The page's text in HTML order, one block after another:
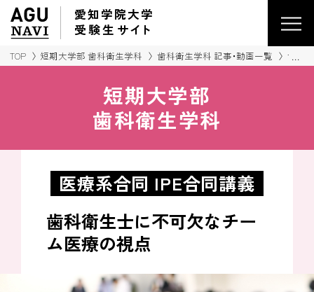
愛知学院大学
受験生 サイ ト
TOP 短期大学部 歯科衛生学科 歯科衛生学科 記事・動画一覧 歯科
短期大学部
歯科衛生学科
医療系合同 IPE合同講義
歯科衛生士に不可欠なチー
ム医療の視点